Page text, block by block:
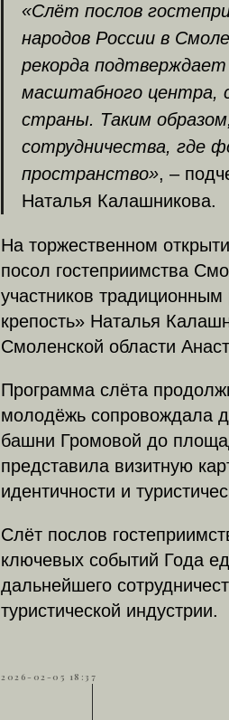
«Слёт послов
народов России в
рекорда подтверждает
масштабного центра,
страны. Таким
сотрудничества, где
пространство», –
Наталья Калашникова.
На торжественном
посол гостеприимства
участников
крепость» Наталья
Смоленской области
Программа слёта
молодёжь сопровождала
башни Громовой до
представила визитную
идентичности и
Слёт послов
ключевых событий Года
дальнейшего
туристической индустрии.
2026-02-05 18:37